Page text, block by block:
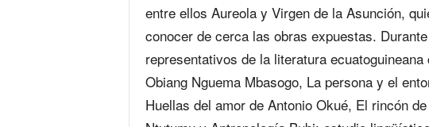
entre ellos Aureola y Virgen de la Asunción,
conocer de cerca las obras expuestas.
representativos de la literatura
Obiang Nguema Mbasogo, La persona y el
Huellas del amor de Antonio Okué, El rincón